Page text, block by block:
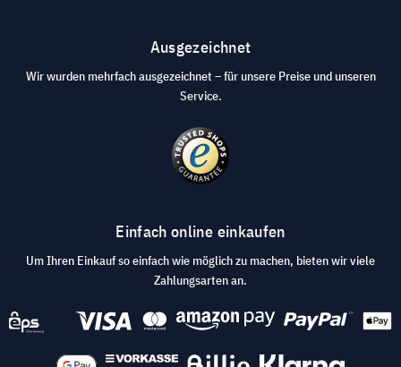
Ausgezeichnet
Wir wurden mehrfach ausgezeichnet – für unsere Preise und unseren
Service.
Einfach online einkaufen
Um Ihren Einkauf so einfach wie möglich zu machen, bieten wir viele
Zahlungsarten an.